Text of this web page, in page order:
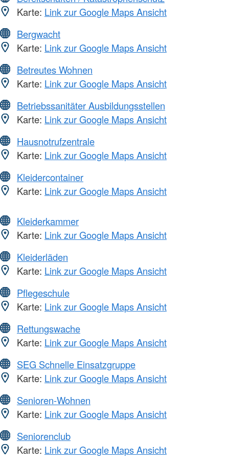
Karte: Link zur Google Maps Ansicht
Bergwacht
Karte: Link zur Google Maps Ansicht
Betreutes Wohnen
Karte: Link zur Google Maps Ansicht
Betriebssanitäter Ausbildungsstellen
Karte: Link zur Google Maps Ansicht
Hausnotrufzentrale
Karte: Link zur Google Maps Ansicht
Kleidercontainer
Karte: Link zur Google Maps Ansicht
Kleiderkammer
Karte: Link zur Google Maps Ansicht
Kleiderläden
Karte: Link zur Google Maps Ansicht
Pflegeschule
Karte: Link zur Google Maps Ansicht
Rettungswache
Karte: Link zur Google Maps Ansicht
SEG Schnelle Einsatzgruppe
Karte: Link zur Google Maps Ansicht
Senioren-Wohnen
Karte: Link zur Google Maps Ansicht
Seniorenclub
Karte: Link zur Google Maps Ansicht